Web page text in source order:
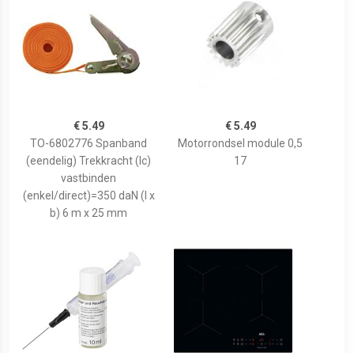
€ 5.49
TO-6802776 Spanband
(eendelig) Trekkracht (lc)
vastbinden
(enkel/direct)=350 daN (l x
b) 6 m x 25 mm
€ 5.49
Motorrondsel module 0,5
17